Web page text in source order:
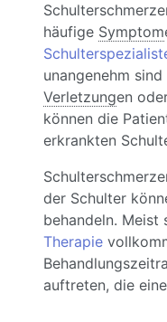
häufige Symptom
unangenehm
Verletzungen
können die
erkrankten
der Schulter
behandeln. Meist
Therapie
auftreten, die